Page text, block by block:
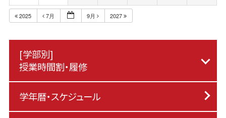
2025 7月 9月 2027
[学部別]
授業時間割・履修
学年暦・スケジュール